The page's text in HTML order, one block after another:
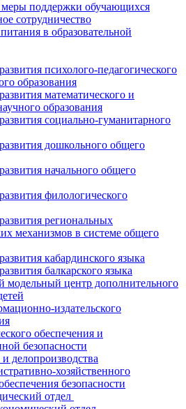
поддержки обучающихся
сотрудничество
в образовательной
психолого-педагогического
образования
математического и
образования
социально-гуманитарного
дошкольного общего
начального общего
филологического
региональных
механизмов в системе общего
кабардинского языка
балкарского языка
модельный центр дополнительного
издательского
обеспечения и
безопасности
делопроизводства
хозяйственного
безопасности
отдел